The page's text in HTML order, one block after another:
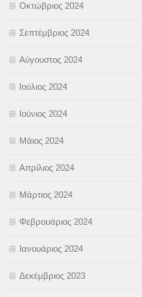
Οκτώβριος 2024
Σεπτέμβριος 2024
Αύγουστος 2024
Ιούλιος 2024
Ιούνιος 2024
Μάιος 2024
Απρίλιος 2024
Μάρτιος 2024
Φεβρουάριος 2024
Ιανουάριος 2024
Δεκέμβριος 2023